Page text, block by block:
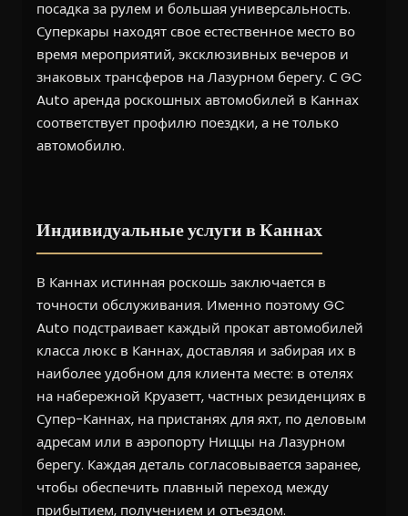
посадка за рулем и большая универсальность.
Суперкары находят свое естественное место во
время мероприятий, эксклюзивных вечеров и
знаковых трансферов на Лазурном берегу. С GC
Auto аренда роскошных автомобилей в Каннах
соответствует профилю поездки, а не только
автомобилю.
Индивидуальные услуги в Каннах
В Каннах истинная роскошь заключается в
точности обслуживания. Именно поэтому GC
Auto подстраивает каждый прокат автомобилей
класса люкс в Каннах, доставляя и забирая их в
наиболее удобном для клиента месте: в отелях
на набережной Круазетт, частных резиденциях в
Супер-Каннах, на пристанях для яхт, по деловым
адресам или в аэропорту Ниццы на Лазурном
берегу. Каждая деталь согласовывается заранее,
чтобы обеспечить плавный переход между
прибытием, получением и отъездом.